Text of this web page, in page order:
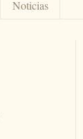
Noticias